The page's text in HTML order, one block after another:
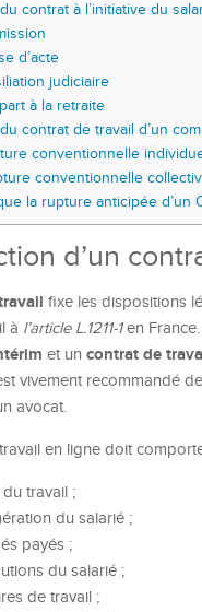
contrat à l’initiative du
d’acte
judiciaire
à la retraite
contrat de travail d’un
conventionnelle
conventionnelle
la rupture anticipée d’un
d’un
fixe les dispositions
à l’article L.1211-1en
et un contrat de
vivement recommandé
avocat.
en ligne doit
travail ;
du salarié ;
payés ;
du salarié ;
de travail ;